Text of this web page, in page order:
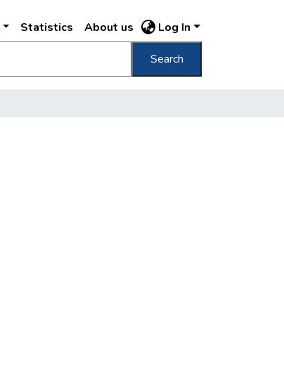
Statistics About us Log In
Search